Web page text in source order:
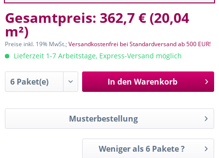
Gesamtpreis: 362,7 € (20,04
m²)
Preise inkl. 19% MwSt.;Versandkostenfrei bei Standardversand ab 500 EUR!
Lieferzeit 1-7 Arbeitstage, Express-Versand möglich
In den Warenkorb
Musterbestellung
Weniger als 6 Pakete ?